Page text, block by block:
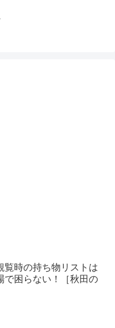
覧時の持ち物リストは
で困らない！［秋田の